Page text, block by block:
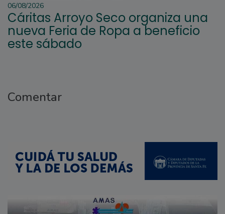
06/08/2026
Cáritas Arroyo Seco organiza una
nueva Feria de Ropa a beneficio
este sábado
Comentar